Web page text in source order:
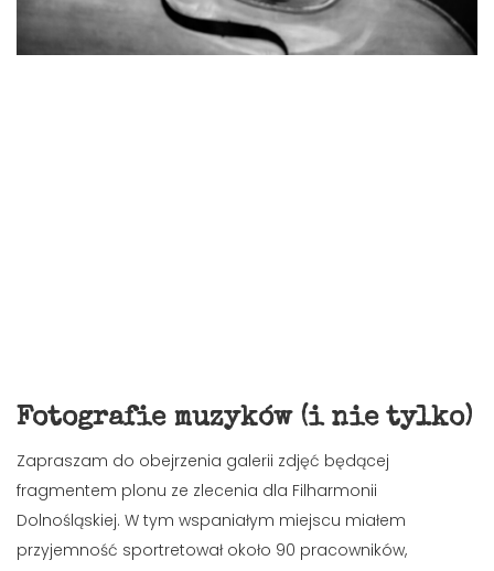
Fotografie muzyków (i nie tylko)
Zapraszam do obejrzenia galerii zdjęć będącej
fragmentem plonu ze zlecenia dla Filharmonii
Dolnośląskiej. W tym wspaniałym miejscu miałem
przyjemność sportretował około 90 pracowników,